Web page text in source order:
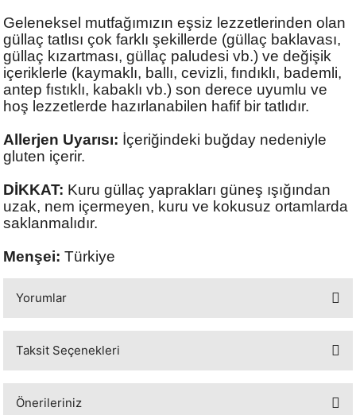
Geleneksel mutfağımızın eşsiz lezzetlerinden olan
güllaç tatlısı çok farklı şekillerde (güllaç baklavası,
güllaç kızartması, güllaç paludesi vb.) ve değişik
içeriklerle (kaymaklı, ballı, cevizli, fındıklı, bademli,
antep fıstıklı, kabaklı vb.) son derece uyumlu ve
hoş lezzetlerde hazırlanabilen hafif bir tatlıdır.
Allerjen Uyarısı: İçeriğindeki buğday nedeniyle
gluten içerir.
DİKKAT: Kuru güllaç yaprakları güneş ışığından
uzak, nem içermeyen, kuru ve kokusuz ortamlarda
saklanmalıdır.
Menşei: Türkiye
Yorumlar
Taksit Seçenekleri
Önerileriniz